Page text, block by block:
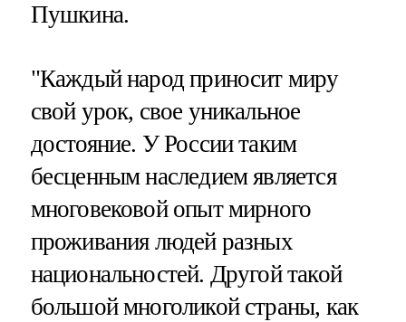
Пушкина.
"Каждый народ приносит миру
свой урок, свое уникальное
достояние. У России таким
бесценным наследием является
многовековой опыт мирного
проживания людей разных
национальностей. Другой такой
большой многоликой страны, как